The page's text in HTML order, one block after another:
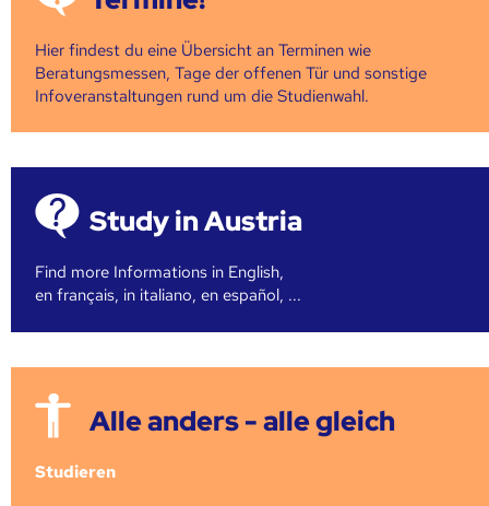
Hier findest du eine Übersicht an Terminen wie
Beratungsmessen, Tage der offenen Tür und sonstige
Infoveranstaltungen rund um die Studienwahl.
Study in Austria
Find more Informations in English,
en français, in italiano, en español, ...
Alle anders - alle gleich
Studieren